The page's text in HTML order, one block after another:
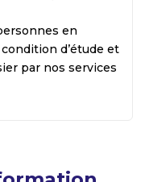
en
d’étude et
par nos services